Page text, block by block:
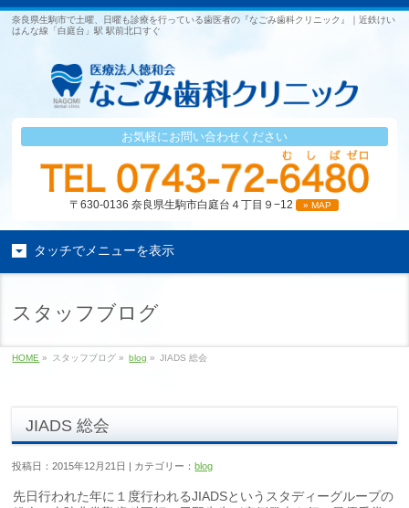
奈良県生駒市で土曜、日曜も診療を行っている歯医者の『なごみ歯科クリニック』｜近鉄けい
はんな線「白庭台」駅 駅前北口すぐ
お気軽にお問い合わせください
〒630-0136 奈良県生駒市白庭台４丁目９−12 » MAP
タッチでメニューを表示
スタッフブログ
HOME » スタッフブログ » blog » JIADS 総会
JIADS 総会
投稿日：2015年12月21日 | カテゴリー：blog
先日行われた年に１度行われるJIADSというスタディーグループの